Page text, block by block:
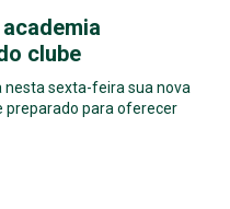
clube
nesta sexta-feira sua nova
preparado para oferecer